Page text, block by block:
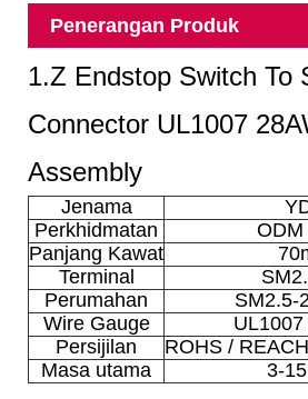
Penerangan Produk
1.Z Endstop Switch To
Connector UL1007
Assembly
Jenama
Perkhidmatan
ODM
Panjang Kawat
Terminal
Perumahan
SM2.5-
Wire Gauge
Persijilan
ROHS /
Masa utama
3-